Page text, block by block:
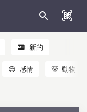
新的
😊 感情 🐻 動物